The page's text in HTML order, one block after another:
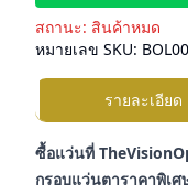
สถานะ: สินค้าหมด
หมายเลข SKU:
รายละเอียด
ซื้อแว่นที่
กรอบแว่นตาราคาพิเศ